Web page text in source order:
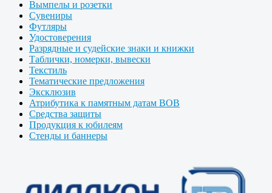
Вымпелы и розетки
Сувениры
Футляры
Удостоверения
Разрядные и судейские знаки и книжки
Таблички, номерки, вывески
Текстиль
Тематические предложения
Эксклюзив
Атрибутика к памятным датам ВОВ
Средства защиты
Продукция к юбилеям
Стенды и баннеры